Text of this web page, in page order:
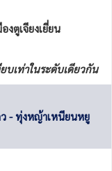
องตูเจียงเยี่ยน
ยบเท่าในระดับเดียวกัน
ว - ทุ่งหญ้าเหนียนหยู